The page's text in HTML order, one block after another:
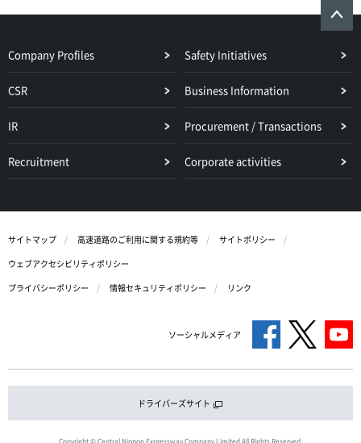
Company Profiles Safety Initiatives
CSR Business Information
IR Procurement / Transactions
Recruitment Corporate activities
サイトマップ 高速道路のご利用に関する規約等
サイトポリシー
ウェブアクセシビリティポリシー
プライバシーポリシー
情報セキュリティポリシー リンク
ソーシャルメディア
ドライバーズサイト